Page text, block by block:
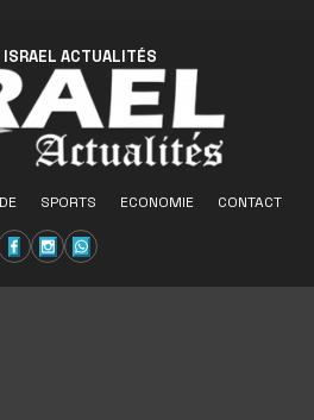
ACTUALITÉS
SPORTS ECONOMIE CONTACT